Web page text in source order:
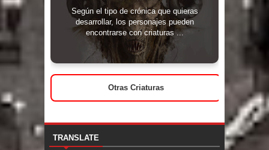
Según el tipo de crónica que quieras
desarrollar, los personajes pueden
encontrarse con criaturas ...
Otras Criaturas
TRANSLATE